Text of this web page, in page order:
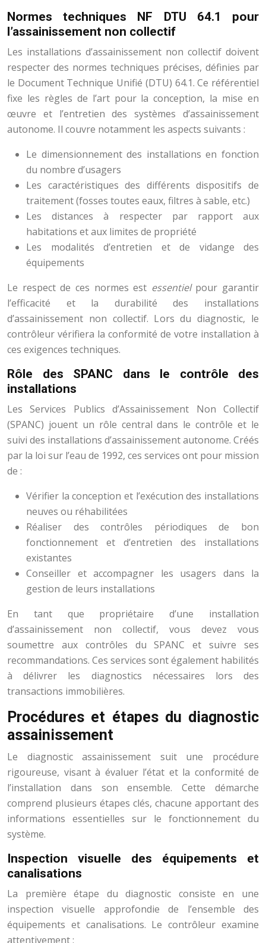
Normes techniques NF DTU 64.1 pour
l’assainissement non collectif
Les installations d’assainissement non collectif doivent
respecter des normes techniques précises, définies par
le Document Technique Unifié (DTU) 64.1. Ce référentiel
fixe les règles de l’art pour la conception, la mise en
œuvre et l’entretien des systèmes d’assainissement
autonome. Il couvre notamment les aspects suivants :
Le dimensionnement des installations en fonction
du nombre d’usagers
Les caractéristiques des différents dispositifs de
traitement (fosses toutes eaux, filtres à sable, etc.)
Les distances à respecter par rapport aux
habitations et aux limites de propriété
Les modalités d’entretien et de vidange des
équipements
Le respect de ces normes est essentiel pour garantir
l’efficacité et la durabilité des installations
d’assainissement non collectif. Lors du diagnostic, le
contrôleur vérifiera la conformité de votre installation à
ces exigences techniques.
Rôle des SPANC dans le contrôle des
installations
Les Services Publics d’Assainissement Non Collectif
(SPANC) jouent un rôle central dans le contrôle et le
suivi des installations d’assainissement autonome. Créés
par la loi sur l’eau de 1992, ces services ont pour mission
de :
Vérifier la conception et l’exécution des installations
neuves ou réhabilitées
Réaliser des contrôles périodiques de bon
fonctionnement et d’entretien des installations
existantes
Conseiller et accompagner les usagers dans la
gestion de leurs installations
En tant que propriétaire d’une installation
d’assainissement non collectif, vous devez vous
soumettre aux contrôles du SPANC et suivre ses
recommandations. Ces services sont également habilités
à délivrer les diagnostics nécessaires lors des
transactions immobilières.
Procédures et étapes du diagnostic
assainissement
Le diagnostic assainissement suit une procédure
rigoureuse, visant à évaluer l’état et la conformité de
l’installation dans son ensemble. Cette démarche
comprend plusieurs étapes clés, chacune apportant des
informations essentielles sur le fonctionnement du
système.
Inspection visuelle des équipements et
canalisations
La première étape du diagnostic consiste en une
inspection visuelle approfondie de l’ensemble des
équipements et canalisations. Le contrôleur examine
attentivement :